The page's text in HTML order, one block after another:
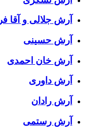
آرش جلالی و آقا فرا
آرش حسینی
آرش خان احمدی
آرش داوری
آرش رادان
آرش رستمى